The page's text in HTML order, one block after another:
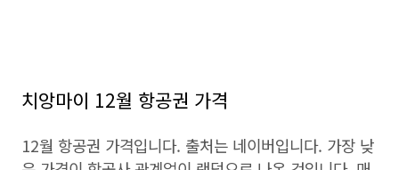
치앙마이 12월 항공권 가격
12월 항공권 가격입니다. 출처는 네이버입니다. 가장 낮